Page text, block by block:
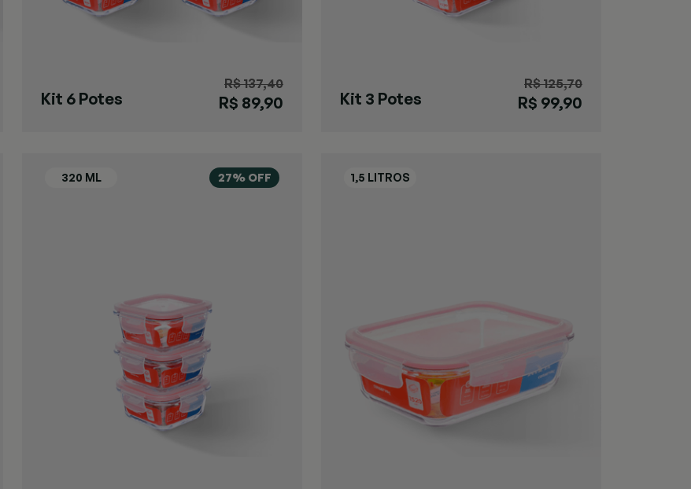
Kit 6 Potes
R$ 137,40
R$ 89,90
Kit 3 Potes
R$ 125,70
R$ 99,90
27% OFF